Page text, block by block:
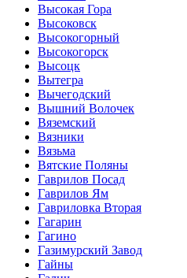
Высокая Гора
Высоковск
Высокогорный
Высокогорск
Высоцк
Вытегра
Вычегодский
Вышний Волочек
Вяземский
Вязники
Вязьма
Вятские Поляны
Гаврилов Посад
Гаврилов Ям
Гавриловка Вторая
Гагарин
Гагино
Газимурский Завод
Гайны